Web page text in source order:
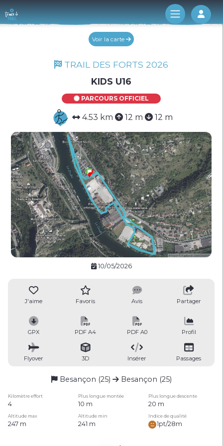
Log
Voir la carte
TRAIL DES FORTS 2026
KIDS U16
PARCOURS OFFICIEL
4.53 km 12 m 12 m
10/05/2026
J'aime Favoris Avis Partager
GPX PDF A4 PDF A0 Profil
Flyover 3D Insérer Passages
Besançon (25) Besançon (25)
Kilomètre effort Plus longue montée Plus longue descente
4 10 m 20 m
Altitude max Altitude min Indice de qualité
247 m 241 m 1pt/28m